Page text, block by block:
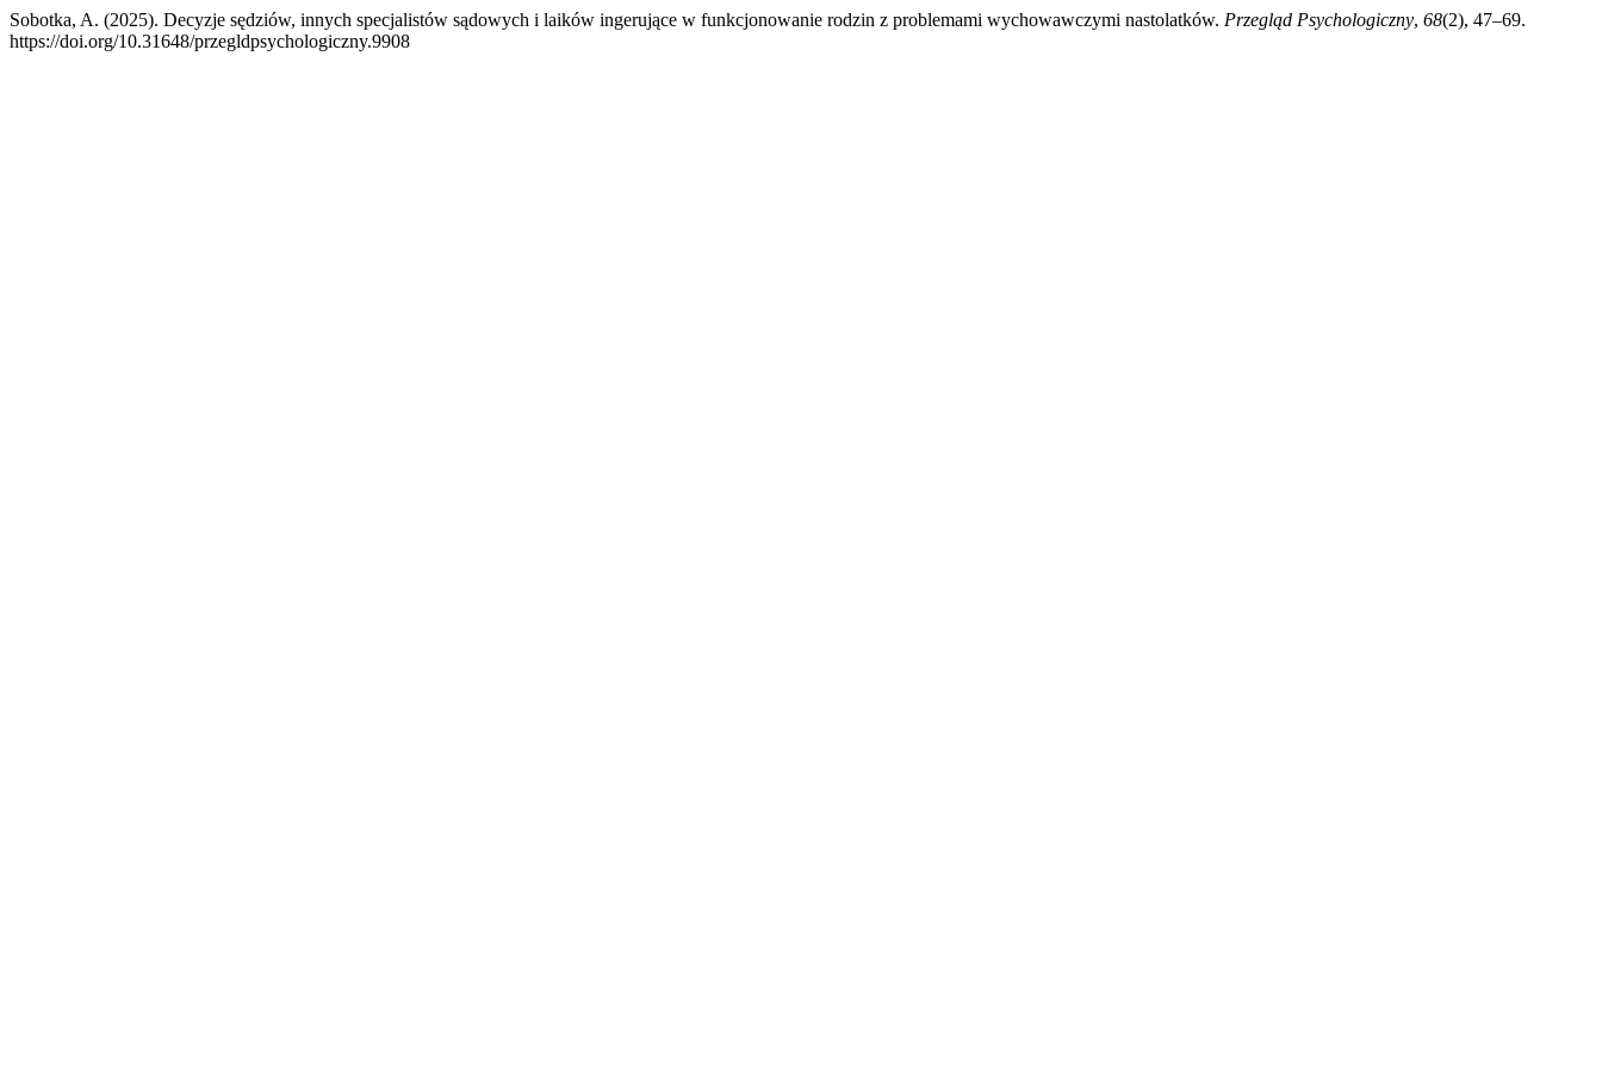
Sobotka, A. (2025). Decyzje sędziów, innych specjalistów sądowych i laików ingerujące w funkcjonowanie rodzin z problemami wychowawczymi nastolatków. Przegląd Psychologiczny, 68(2), 47–69.
https://doi.org/10.31648/przegldpsychologiczny.9908